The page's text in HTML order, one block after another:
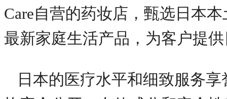
Care自营的药妆店，甄选日本
最新家庭生活产品，为客户提
日本的医疗水平和细致服务